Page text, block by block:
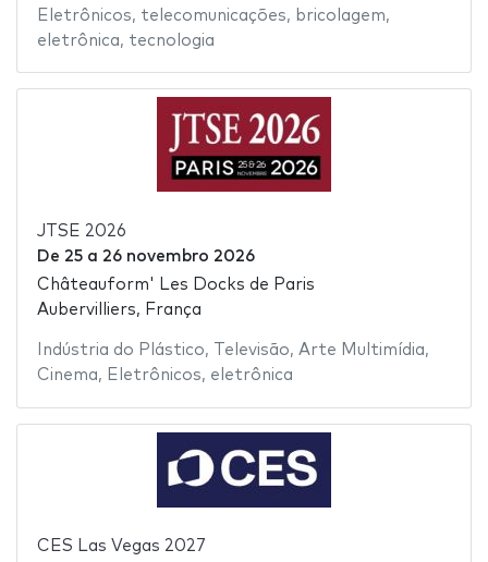
Eletrônicos, telecomunicações, bricolagem,
eletrônica, tecnologia
JTSE 2026
De 25a 26 novembro 2026
Châteauform' Les Docks de Paris
Aubervilliers, França
Indústria do Plástico, Televisão, Arte Multimídia,
Cinema, Eletrônicos, eletrônica
CES Las Vegas 2027